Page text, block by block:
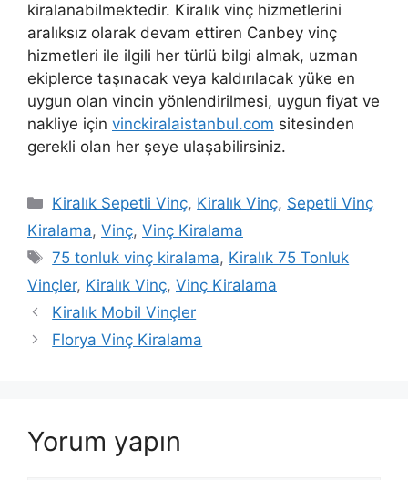
kiralanabilmektedir. Kiralık vinç hizmetlerini
aralıksız olarak devam ettiren Canbey vinç
hizmetleri ile ilgili her türlü bilgi almak, uzman
ekiplerce taşınacak veya kaldırılacak yüke en
uygun olan vincin yönlendirilmesi, uygun fiyat ve
nakliye için vinckiralaistanbul.com sitesinden
gerekli olan her şeye ulaşabilirsiniz.
Kategoriler
Kiralık Sepetli Vinç, Kiralık Vinç, Sepetli Vinç
Kiralama, Vinç, Vinç Kiralama
Etiketler
75 tonluk vinç kiralama, Kiralık 75 Tonluk
Vinçler, Kiralık Vinç, Vinç Kiralama
Kiralık Mobil Vinçler
Florya Vinç Kiralama
Yorum yapın